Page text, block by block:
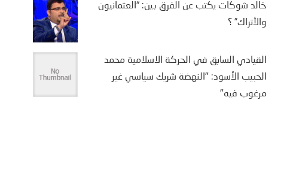
خالد شوكات يكتب عن الفرق بين: “العثمانيون
والأتراك” ؟
القيادي السابق في الحركة الاسلامية محمد
الحبيب الأسود: "النهضة شريك سياسي غير
مرغوب فيه"